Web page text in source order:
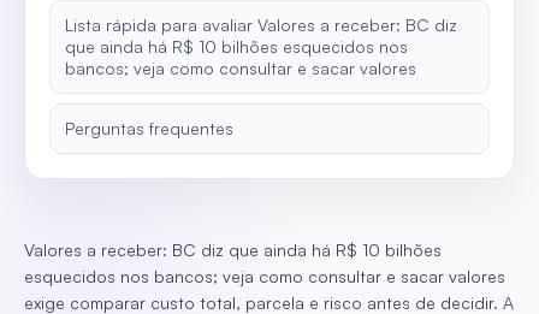
Lista rápida para avaliar Valores a receber: BC diz
que ainda há R$ 10 bilhões esquecidos nos
bancos; veja como consultar e sacar valores
Perguntas frequentes
Valores a receber: BC diz que ainda há R$ 10 bilhões
esquecidos nos bancos; veja como consultar e sacar valores
exige comparar custo total, parcela e risco antes de decidir. A